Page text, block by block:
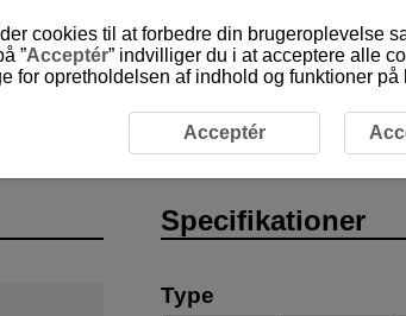
Specifikationer
Specifikationer
Type
cookies til at forbedre din brugeroplevelse
”Acceptér” indvilliger du i at acceptere alle
for opretholdelsen af indhold og funktioner
Acceptér